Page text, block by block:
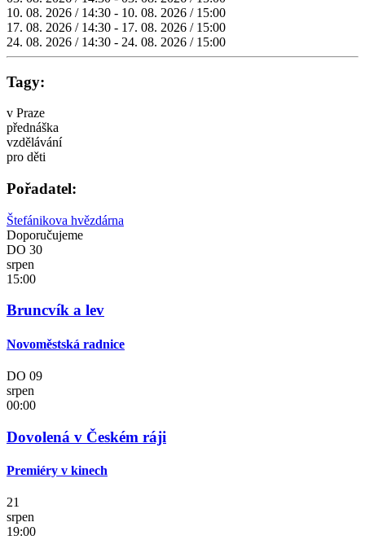
10. 08. 2026 / 14:30 - 10. 08. 2026 / 15:00
17. 08. 2026 / 14:30 - 17. 08. 2026 / 15:00
24. 08. 2026 / 14:30 - 24. 08. 2026 / 15:00
Tagy:
v Praze
přednáška
vzdělávání
pro děti
Pořadatel:
Štefánikova hvězdárna
Doporučujeme
DO 30
srpen
15:00
Bruncvík a lev
Novoměstská radnice
DO 09
srpen
00:00
Dovolená v Českém ráji
Premiéry v kinech
21
srpen
19:00